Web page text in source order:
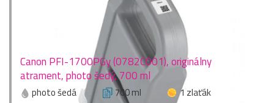
Canon PFI-1700PGy (0782C001), originálny
atrament, photo šedý, 700 ml
photo šedá 700 ml
1 zlaťák